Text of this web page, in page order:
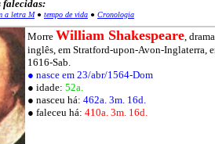
falecidas:
a letra M● tempo de vida ● Cronologia
Morre William Shakespeare,
inglês, em Stratford-upon-Avon-Inglaterra,
1616-Sab.
● nasce em 23/abr/1564-Dom
● idade: 52a.
● nasceu há: 462a. 3m. 16d.
● faleceu há: 410a. 3m. 16d.